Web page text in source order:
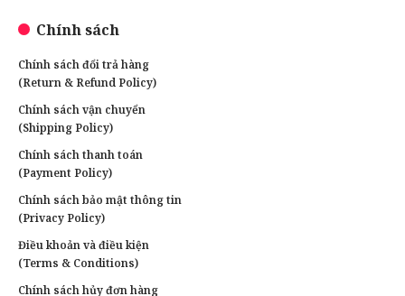
Chính sách
Chính sách đổi trả hàng
(Return & Refund Policy)
Chính sách vận chuyển
(Shipping Policy)
Chính sách thanh toán
(Payment Policy)
Chính sách bảo mật thông tin
(Privacy Policy)
Điều khoản và điều kiện
(Terms & Conditions)
Chính sách hủy đơn hàng